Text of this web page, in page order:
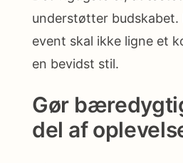
understøtter
event skal ikke ligne et
en bevidst stil.
Gør
del af